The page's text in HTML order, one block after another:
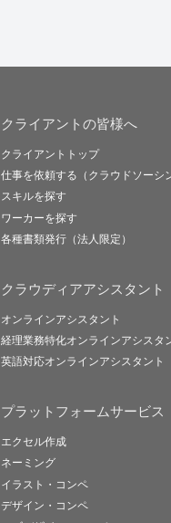
クライアントの皆様へ
クライアントトップ
仕事を依頼する（クラウドソーシ
スキルを探す
ワーカーを探す
各種書類発行（法人限定）
クラウディアアシスタント
オンラインアシスタント
経理業務特化オンラインアシスタ
英語対応オンラインアシスタント
プラットフォームサービス
エクセル作成
ネーミング
イラスト・コンペ
デザイン・コンペ